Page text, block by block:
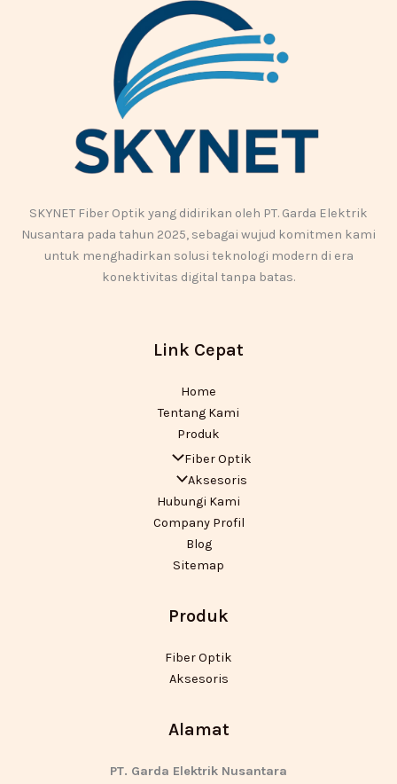
SKYNET Fiber Optik yang didirikan oleh PT. Garda Elektrik
Nusantara pada tahun 2025, sebagai wujud komitmen kami
untuk menghadirkan solusi teknologi modern di era
konektivitas digital tanpa batas.
Link Cepat
Home
Tentang Kami
Produk
Fiber Optik
Aksesoris
Hubungi Kami
Company Profil
Blog
Sitemap
Produk
Fiber Optik
Aksesoris
Alamat
PT. Garda Elektrik Nusantara